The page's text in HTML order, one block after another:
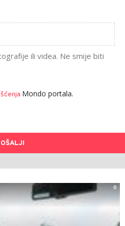
ili videa. Ne smije biti
Mondo portala.
0